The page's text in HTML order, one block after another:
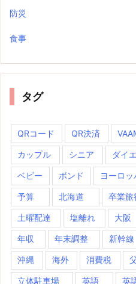
防災
食事
タグ
QRコード QR決済
カップル シニア ダイ
ベビー ボンド ヨーロッ
予算 北海道 卒業旅
土曜配達 塩離れ 大阪
年収 年末調整 新幹線
沖縄 海外 消費税
立体駐車場 英語 英